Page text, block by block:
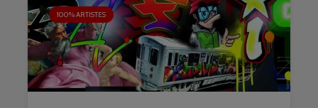
100% ARTISTES